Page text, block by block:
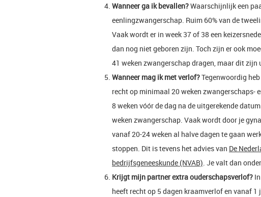
Wanneer ga ik bevallen?Waarschijnlijk een
eenlingzwangerschap. Ruim 60% van de
Vaak wordt er in week 37 of 38 een
dan nog niet geboren zijn. Toch zijn er ook
41 weken zwangerschap dragen, maar dit zijn
Wanneer mag ik met verlof?Tegenwoordig
recht op minimaal 20 weken zwangerschaps-
8 weken vóór de dag na de uitgerekende
weken zwangerschap. Vaak wordt door je
vanaf 20-24 weken al halve dagen te gaan
stoppen. Dit is tevens het advies van De
bedrijfsgeneeskunde (NVAB). Je valt dan
Krijgt mijn partner extra ouderschapsverlof?
heeft recht op 5 dagen kraamverlof en vanaf